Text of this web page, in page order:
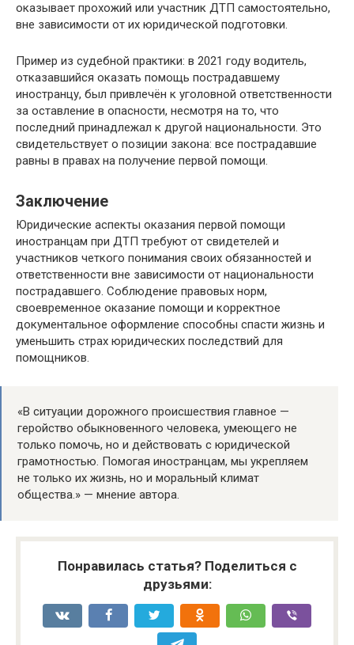
оказывает прохожий или участник ДТП самостоятельно,
вне зависимости от их юридической подготовки.
Пример из судебной практики: в 2021 году водитель,
отказавшийся оказать помощь пострадавшему
иностранцу, был привлечён к уголовной ответственности
за оставление в опасности, несмотря на то, что
последний принадлежал к другой национальности. Это
свидетельствует о позиции закона: все пострадавшие
равны в правах на получение первой помощи.
Заключение
Юридические аспекты оказания первой помощи
иностранцам при ДТП требуют от свидетелей и
участников четкого понимания своих обязанностей и
ответственности вне зависимости от национальности
пострадавшего. Соблюдение правовых норм,
своевременное оказание помощи и корректное
документальное оформление способны спасти жизнь и
уменьшить страх юридических последствий для
помощников.
«В ситуации дорожного происшествия главное —
геройство обыкновенного человека, умеющего не
только помочь, но и действовать с юридической
грамотностью. Помогая иностранцам, мы укрепляем
не только их жизнь, но и моральный климат
общества.» — мнение автора.
Понравилась статья? Поделиться с
друзьями: